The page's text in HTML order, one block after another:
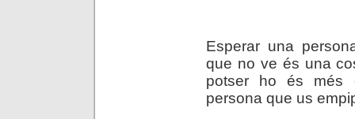
Esperar una
que no ve és una
potser ho és més
persona que us